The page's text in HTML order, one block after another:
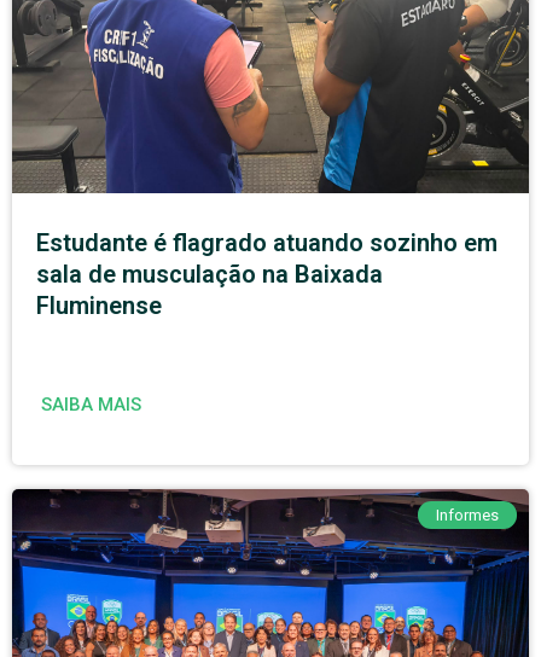
Estudante é flagrado atuando sozinho em
sala de musculação na Baixada
Fluminense
SAIBA MAIS
Informes